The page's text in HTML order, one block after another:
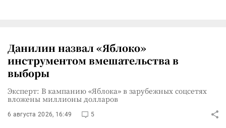
Данилин назвал «Яблоко»
инструментом вмешательства в
выборы
Эксперт: В кампанию «Яблока» в зарубежных соцсетях
вложены миллионы долларов
6 августа 2026, 16:49 5